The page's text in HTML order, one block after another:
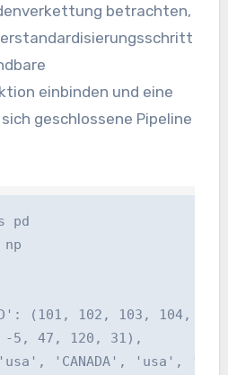
betrachten,
einbinden und eine
geschlossene Pipeline
pd
(101, 102, 103, 104,
5, 47, 120, 31),
'CANADA', 'usa',